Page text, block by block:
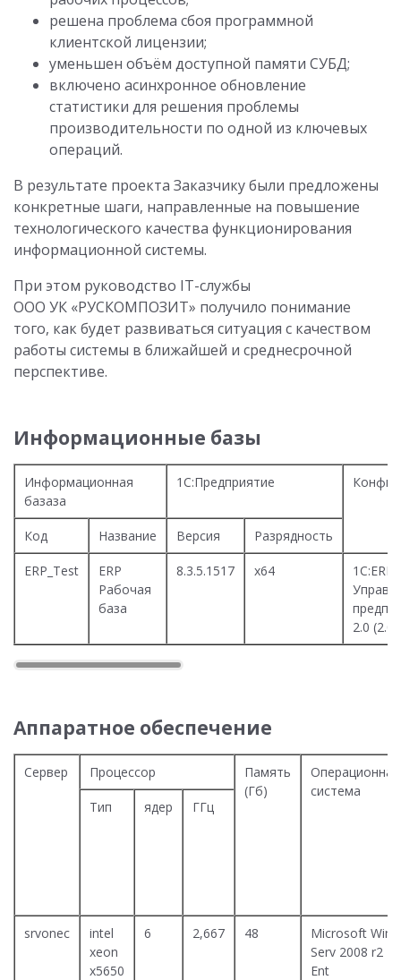
решена проблема сбоя программной
клиентской лицензии;
уменьшен объём доступной памяти СУБД;
включено асинхронное обновление
статистики для решения проблемы
производительности по одной из ключевых
операций.
В результате проекта Заказчику были предложены
конкретные шаги, направленные на повышение
технологического качества функционирования
информационной системы.
При этом руководство IT-службы
ООО УК «РУСКОМПОЗИТ» получило понимание
того, как будет развиваться ситуация с качеством
работы системы в ближайшей и среднесрочной
перспективе.
Информационные базы
Информационная
базаза
1С:Предприятие
Код Название Версия Разрядность
ERP_Test
ERP
Рабочая
база
8.3.5.1517 x64
1С:ERP
2.0
Аппаратное обеспечение
Сервер Процессор
Память
(Гб)
Операционная
система
Тип
ядер ГГц
srvonec
intel
xeon
x5650
6 2,667 48
Microsoft Win
Serv 2008 r2
Ent